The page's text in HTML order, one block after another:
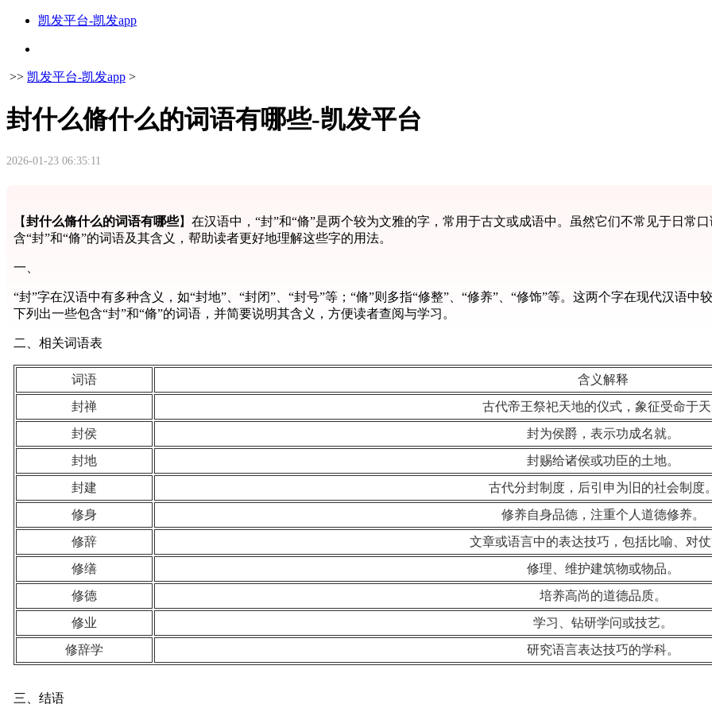
凯发平台-凯发app
>> 凯发平台-凯发app >
封什么脩什么的词语有哪些-凯发平台
2026-01-23 06:35:11
【封什么脩什么的词语有哪些】在汉语中，“封”和“脩”是两个较为文雅的字，常用于古文或成语中。虽然它们不常见于日常
含“封”和“脩”的词语及其含义，帮助读者更好地理解这些字的用法。
一、
“封”字在汉语中有多种含义，如“封地”、“封闭”、“封号”等；“脩”则多指“修整”、“修养”、“修饰”等。这两个字在现代汉语
下列出一些包含“封”和“脩”的词语，并简要说明其含义，方便读者查阅与学习。
二、相关词语表
词语
含义解释
封禅
古代帝王祭祀天地的仪式，象征受命于天
封侯
封为侯爵，表示功成名就。
封地
封赐给诸侯或功臣的土地。
封建
古代分封制度，后引申为旧的社会制度。
修身
修养自身品德，注重个人道德修养。
修辞
文章或语言中的表达技巧，包括比喻、对仗
修缮
修理、维护建筑物或物品。
修德
培养高尚的道德品质。
修业
学习、钻研学问或技艺。
修辞学
研究语言表达技巧的学科。
三、结语